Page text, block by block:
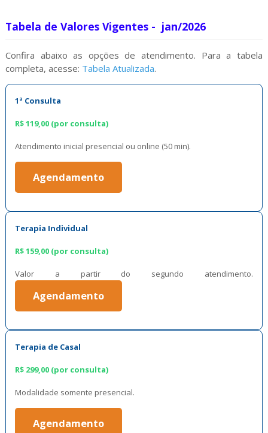
Tabela de Valores Vigentes - jan/2026
Confira abaixo as opções de atendimento. Para a tabela
completa, acesse: Tabela Atualizada.
1ª Consulta
R$ 119,00 (por consulta)
Atendimento inicial presencial ou online (50 min).
Agendamento
Terapia Individual
R$ 159,00 (por consulta)
Valor a partir do segundo atendimento.
Agendamento
Terapia de Casal
R$ 299,00 (por consulta)
Modalidade somente presencial.
Agendamento